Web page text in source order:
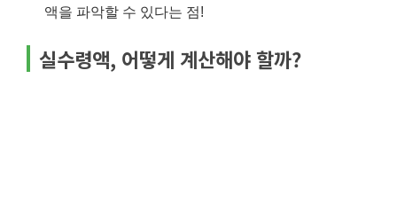
액을 파악할 수 있다는 점!
실수령액, 어떻게 계산해야 할까?